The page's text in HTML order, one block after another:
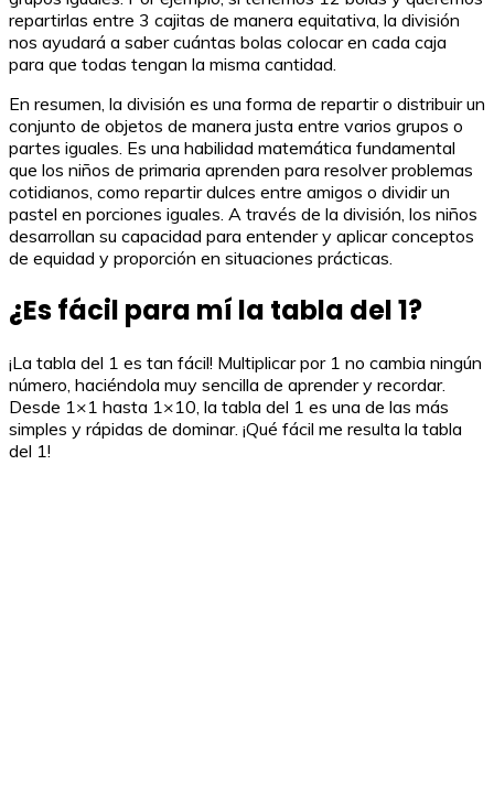
repartirlas entre 3 cajitas de manera equitativa, la división
nos ayudará a saber cuántas bolas colocar en cada caja
para que todas tengan la misma cantidad.
En resumen, la división es una forma de repartir o distribuir un
conjunto de objetos de manera justa entre varios grupos o
partes iguales. Es una habilidad matemática fundamental
que los niños de primaria aprenden para resolver problemas
cotidianos, como repartir dulces entre amigos o dividir un
pastel en porciones iguales. A través de la división, los niños
desarrollan su capacidad para entender y aplicar conceptos
de equidad y proporción en situaciones prácticas.
¿Es fácil para mí la tabla del 1?
¡La tabla del 1 es tan fácil! Multiplicar por 1 no cambia ningún
número, haciéndola muy sencilla de aprender y recordar.
Desde 1×1 hasta 1×10, la tabla del 1 es una de las más
simples y rápidas de dominar. ¡Qué fácil me resulta la tabla
del 1!